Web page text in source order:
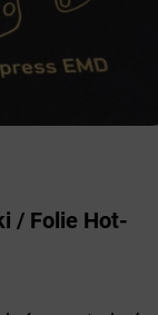
/ Folie Hot-